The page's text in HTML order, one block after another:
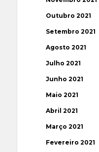
Outubro 2021
Setembro 2021
Agosto 2021
Julho 2021
Junho 2021
Maio 2021
Abril 2021
Março 2021
Fevereiro 2021